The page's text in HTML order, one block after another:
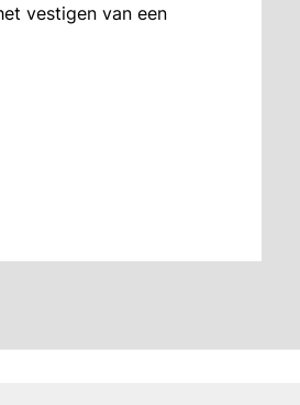
vestigen van een